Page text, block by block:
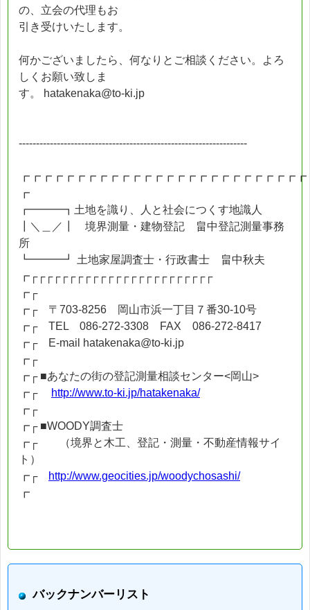
の、立会の代理もお
引き受けいたします。
何かございましたら、何なりとご相談ください。よろ
しくお願い致しま
す。 hatakenaka@to-ki.jp
------------------------------------------------------------------
┏┏┏┏┏┏┏┏┏┏┏┏┏┏┏┏┏┏┏┏┏┏┏┏┏┏
┏
┏━━━┓土地を識り、人と社会につくす地識人
┃＼＿／┃ 境界測量・建物登記 畠中登記測量事務
所
┗━━━┛ 土地家屋調査士・行政書士 畠中秋夫
┏┌┌┌┌┌┌┌┌┌┌┌┌┌┌┌┌┌┌┌┌┌┌┌┌
┏┌
┏┌ 〒703-8256 岡山市浜一丁目７番30-10号
┏┌ TEL 086-272-3308 FAX 086-272-8417
┏┌ E-mail hatakenaka@to-ki.jp
┏┌
┏┌ ■あなたの街の登記測量相談センター<岡山>
┏┌
http://www.to-ki.jp/hatakenaka/
┏┌
┏┌ ■WOODY調査士
┏┌ （境界と木工、登記・測量・不動産情報サイ
ト）
┏┌
http://www.geocities.jp/woodychosashi/
┏
バックナンバーリスト